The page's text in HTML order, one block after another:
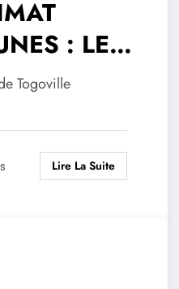
: LE
DE
À
Togoville
Lire La Suite